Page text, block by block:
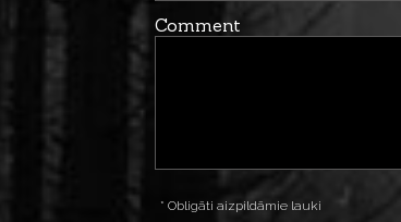
Comment
* Obligāti aizpildāmie lauki